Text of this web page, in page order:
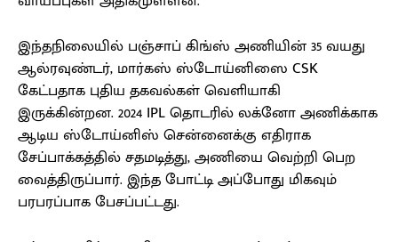
இந்தநிலையில் பஞ்சாப் கிங்ஸ் அணியின் 35 வயது
ஆல்ரவுண்டர், மார்கஸ் ஸ்டோய்னிஸை CSK
கேட்பதாக புதிய தகவல்கள் வெளியாகி
இருக்கின்றன. 2024 IPL தொடரில் லக்னோ அணிக்காக
ஆடிய ஸ்டோய்னிஸ் சென்னைக்கு எதிராக
சேப்பாக்கத்தில் சதமடித்து, அணியை வெற்றி பெற
வைத்திருப்பார். இந்த போட்டி அப்போது மிகவும்
பரபரப்பாக பேசப்பட்டது.